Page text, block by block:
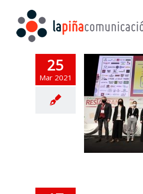
25
Mar 2021